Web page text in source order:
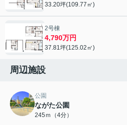
33.20坪(109.77㎡)
2号棟
4,790万円
37.81坪(125.02㎡)
周辺施設
公園
ながた公園
245ｍ（4分）